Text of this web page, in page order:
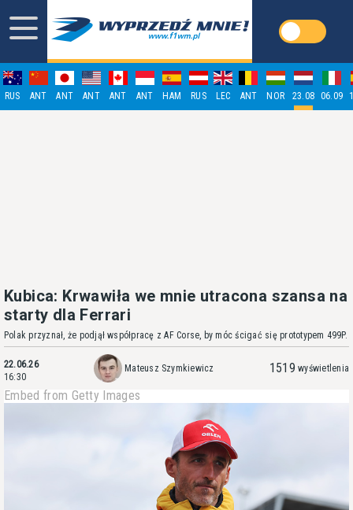
RUS ANT ANT ANT ANT ANT HAM RUS LEC ANT NOR 23.08 06.09
Kubica: Krwawiła we mnie utracona szansa na
starty dla Ferrari
Polak przyznał, że podjął współpracę z AF Corse, by móc ścigać się prototypem 499P.
22.06.26
16:30
Mateusz Szymkiewicz 1519 wyświetlenia
Embed from Getty Images